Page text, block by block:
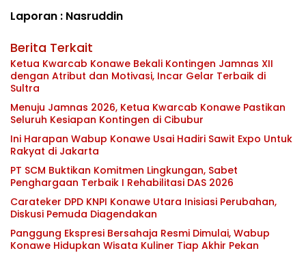
Laporan : Nasruddin
Berita Terkait
Ketua Kwarcab Konawe Bekali Kontingen Jamnas XII
dengan Atribut dan Motivasi, Incar Gelar Terbaik di
Sultra
Menuju Jamnas 2026, Ketua Kwarcab Konawe Pastikan
Seluruh Kesiapan Kontingen di Cibubur
Ini Harapan Wabup Konawe Usai Hadiri Sawit Expo Untuk
Rakyat di Jakarta
PT SCM Buktikan Komitmen Lingkungan, Sabet
Penghargaan Terbaik I Rehabilitasi DAS 2026
Carateker DPD KNPI Konawe Utara Inisiasi Perubahan,
Diskusi Pemuda Diagendakan
Panggung Ekspresi Bersahaja Resmi Dimulai, Wabup
Konawe Hidupkan Wisata Kuliner Tiap Akhir Pekan